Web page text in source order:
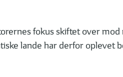
fokus skiftet over mod
lande har derfor oplevet